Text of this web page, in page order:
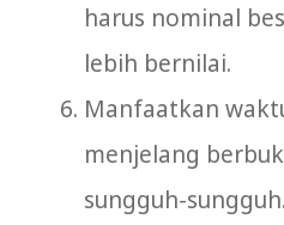
harus nominal
lebih bernilai.
Manfaatkan
menjelang
sungguh-sungguh.